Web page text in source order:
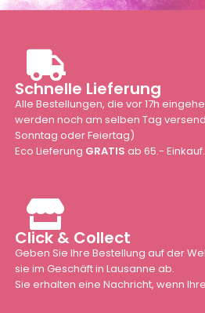
Schnelle Lieferung
Alle Bestellungen, die vor 17h
werden noch am selben Tag
Sonntag oder Feiertag)
Eco Lieferung GRATIS ab 65.-
Click & Collect
Geben Sie Ihre Bestellung auf der
sie im Geschäft in Lausanne ab.
Sie erhalten eine Nachricht, wenn